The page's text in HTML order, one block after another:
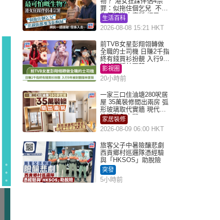
罪：似拖住個乞兒 不解
為何經常去廁所 網民一
語道破
生活百科
2026-08-08 15:21 HKT
前TVB女星彭翔翎轉做
全職的士司機 日賺2千指
終有錢買衫扮靚 入行9年
被封翻版林夏薇
影視圈
20小時前
一家三口住油塘280呎居
屋 35萬裝修間出兩房 弧
形玻璃取代實牆 現代神
枱櫃融入玄關
家居裝修
2026-08-09 06:00 HKT
旅客父子中暑險釀悲劇
西貢鄉村巡邏隊憑經驗
與「HKSOS」助脫險
突發
5小時前